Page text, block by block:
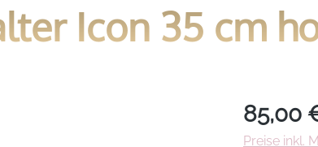
Icon 35 cm
Regulärer
85,00
Preise inkl.